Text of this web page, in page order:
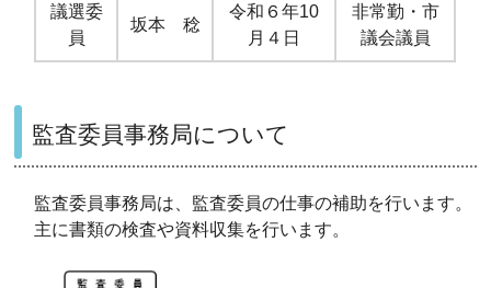
議選委
員
坂本 稔
令和６年10
月４日
非常勤・市
議会議員
監査委員事務局について
監査委員事務局は、監査委員の仕事の補助を行います。
主に書類の検査や資料収集を行います。